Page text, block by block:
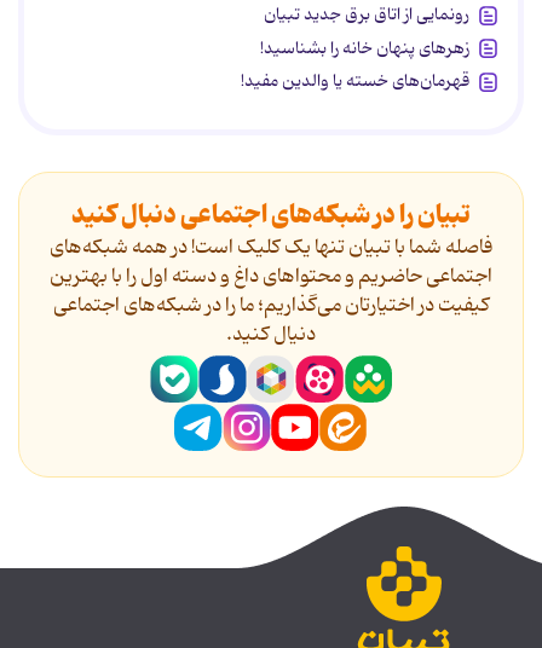
رونمایی از اتاق برق جدید تبیان
زهرهای پنهان خانه را بشناسید!
قهرمان‌های خسته یا والدین مفید!
تبیان را در شبکه‌های اجتماعی دنبال کنید
فاصله شما با تبیان تنها یک کلیک است! در همه شبکه‌های
اجتماعی حاضریم و محتواهای داغ و دسته اول را با بهترین
کیفیت در اختیارتان می‌گذاریم؛ ما را در شبکه‌های اجتماعی
دنیال کنید.